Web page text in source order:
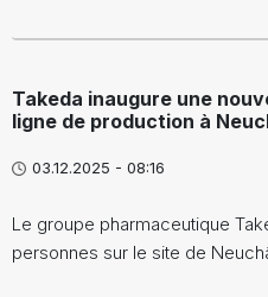
Takeda inaugure une
ligne de production à
03.12.2025 - 08:16
Le groupe pharmaceutique
personnes sur le site de